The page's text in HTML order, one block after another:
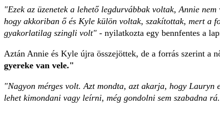
"Ezek az üzenetek a lehető legdurvábbak voltak, Annie
hogy akkoriban ő és Kyle külön voltak, szakítottak, mert a
gyakorlatilag szingli volt" - nyilatkozta egy bennfentes a
Aztán Annie és Kyle újra összejöttek, de a forrás szerint a
gyereke van vele."
"Nagyon mérges volt. Azt mondta, azt akarja, hogy
lehet kimondani vagy leírni, még gondolni sem szabadna